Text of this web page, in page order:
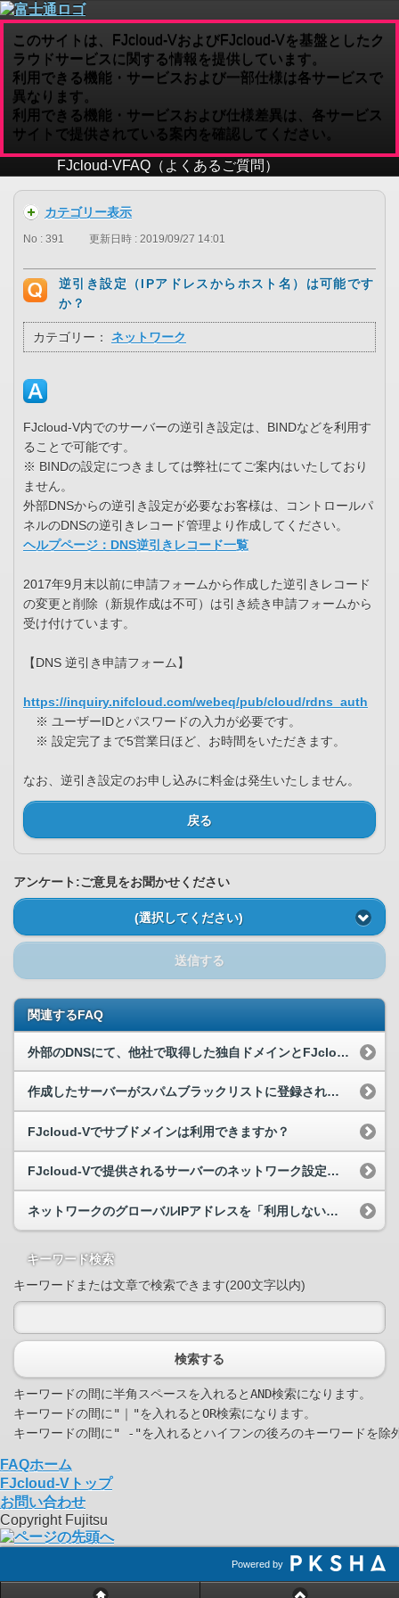
このサイトは、FJcloud-VおよびFJcloud-Vを基盤としたク
ラウドサービスに関する情報を提供しています。
利用できる機能・サービスおよび一部仕様は各サービスで
異なります。
利用できる機能・サービスおよび仕様差異は、各サービス
サイトで提供されている案内を確認してください。
FJcloud-VFAQ（よくあるご質問）
カテゴリー表示
No : 391 更新日時 : 2019/09/27 14:01
逆引き設定（IPアドレスからホスト名）は可能です
か？
カテゴリー： ネットワーク
FJcloud-V内でのサーバーの逆引き設定は、BINDなどを利用す
ることで可能です。
※ BINDの設定につきましては弊社にてご案内はいたしており
ません。
外部DNSからの逆引き設定が必要なお客様は、コントロールパ
ネルのDNSの逆引きレコード管理より作成してください。
ヘルプページ：DNS逆引きレコード一覧
2017年9月末以前に申請フォームから作成した逆引きレコード
の変更と削除（新規作成は不可）は引き続き申請フォームから
受け付けています。
【DNS 逆引き申請フォーム】
https://inquiry.nifcloud.com/webeq/pub/cloud/rdns_auth
※ ユーザーIDとパスワードの入力が必要です。
※ 設定完了まで5営業日ほど、お時間をいただきます。
なお、逆引き設定のお申し込みに料金は発生いたしません。
戻る
アンケート:ご意見をお聞かせください
(選択してください)
送信する
関連するFAQ
外部のDNSにて、他社で取得した独自ドメインとFJcloud-Vのサーバーを関連づけることは可能でしょうか?
作成したサーバーがスパムブラックリストに登録されました
FJcloud-Vでサブドメインは利用できますか？
FJcloud-Vで提供されるサーバーのネットワーク設定が知りたい
ネットワークのグローバルIPアドレスを「利用しない」を選択しサーバーを作成した場合、 サーバーにはどのようにアクセスすればよいでしょうか？
キーワード検索
キーワードまたは文章で検索できます(200文字以内)
検索する
キーワードの間に半角スペースを入れるとAND検索になります。
キーワードの間に"｜"を入れるとOR検索になります。
FAQホーム
FJcloud-Vトップ
お問い合わせ
Copyright Fujitsu
Powered by